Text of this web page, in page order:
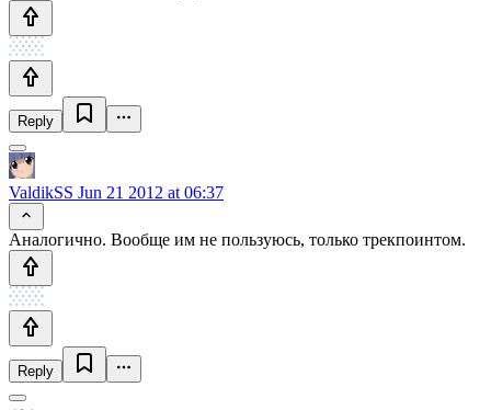
Reply
ValdikSS Jun 21 2012 at 06:37
Аналогично. Вообще им не пользуюсь, только трекпоинтом.
Reply